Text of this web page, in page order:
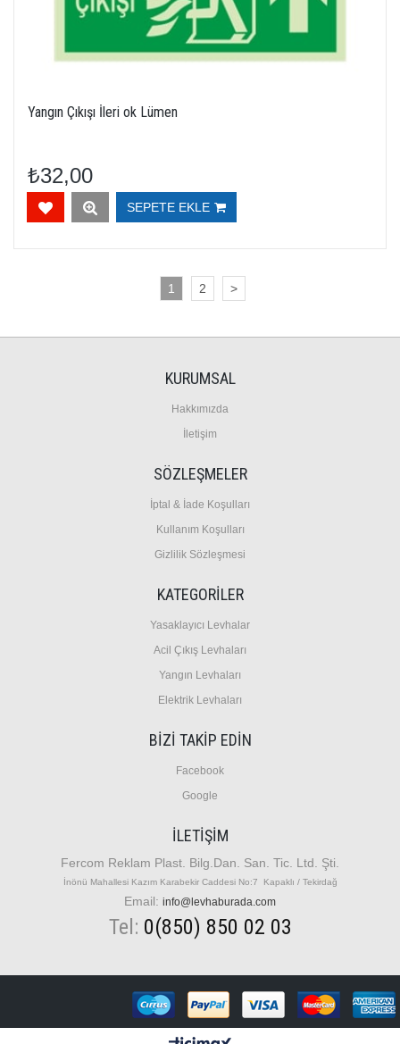
Yangın Çıkışı İleri ok Lümen
₺32,00
SEPETE EKLE
1 2 >
KURUMSAL
Hakkımızda
İletişim
SÖZLEŞMELER
İptal & İade Koşulları
Kullanım Koşulları
Gizlilik Sözleşmesi
KATEGORİLER
Yasaklayıcı Levhalar
Acil Çıkış Levhaları
Yangın Levhaları
E lektrik Levhaları
BİZİ TAKİP EDİN
Facebook
Google
İLETIŞIM
Fercom Reklam Plast. Bilg.Dan. San. Tic. Ltd. Şti.
İnönü Mahallesi Kazım Karabekir Caddesi No:7 Kapaklı / Tekirdağ
Email: info@levhaburada.com
Tel: 0(850) 850 02 03